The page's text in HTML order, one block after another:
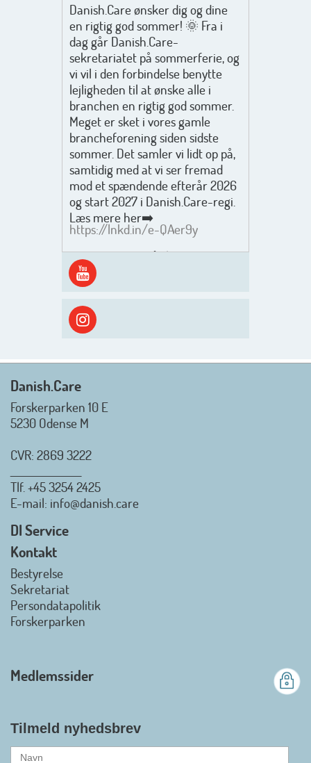
Danish.Care ønsker dig og dine
en rigtig god sommer! 🌞 Fra i
dag går Danish.Care-
sekretariatet på sommerferie, og
vi vil i den forbindelse benytte
lejligheden til at ønske alle i
branchen en rigtig god sommer.
Meget er sket i vores gamle
brancheforening siden sidste
sommer. Det samler vi lidt op på,
samtidig med at vi ser fremad
mod et spændende efterår 2026
og start 2027 i Danish.Care-regi.
Læs mere her➡️
https://lnkd.in/e-QAer9y
Men inden det går løs med en
spændende og aktivt
efterårsæson, så går turen først
ud i solen, ned til vandet og ind i
skyggen igen. Danish.Care holder
sommerlukket i uge 29 + 30.
Mvh. Anders, Helle og Malthe
Danish.Care - Branchen for
hjælpemidler og
Danish.Care fra den 01. juli 2026
officielt kan kalde sig for
gennemslagskraft og skabe
hjælpemidler samt give
medlemmerne adgang til en
Danish.Care
Forskerparken 10 E
5230 Odense M
CVR: 2869 3222
Tlf.+45 3254 2425
E-mail: info@danish.care
DI Service
Kontakt
Bestyrelse
Sekretariat
Persondatapolitik
Forskerparken
Medlemssider
Tilmeld nyhedsbrev